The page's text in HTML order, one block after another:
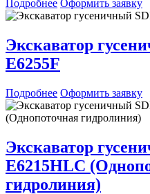
Подробнее Оформить заявку
Экскаватор
E6255F
Подробнее Оформить заявку
Экскаватор
E6215HLC
гидролиния)